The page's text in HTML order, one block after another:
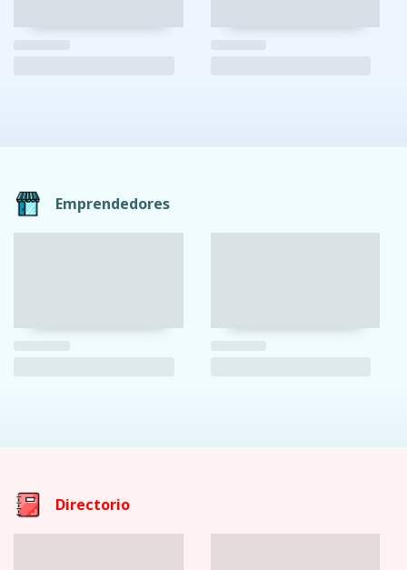
Emprendedores
Directorio